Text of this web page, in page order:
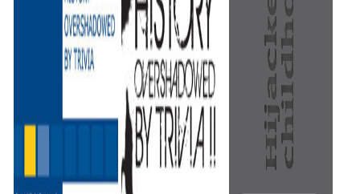
KARADZIC ARREST KARADZIC ARREST